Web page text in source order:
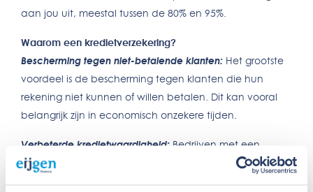
aan jou uit, meestal tussen de 80% en 95%.
Waarom een kredietverzekering?
Bescherming tegen niet-betalende klanten: Het grootste
voordeel is de bescherming tegen klanten die hun
rekening niet kunnen of willen betalen. Dit kan vooral
belangrijk zijn in economisch onzekere tijden.
Verbeterde kredietwaardigheid: Bedrijven met een
kredietverzekering worden vaak gezien als stabieler en